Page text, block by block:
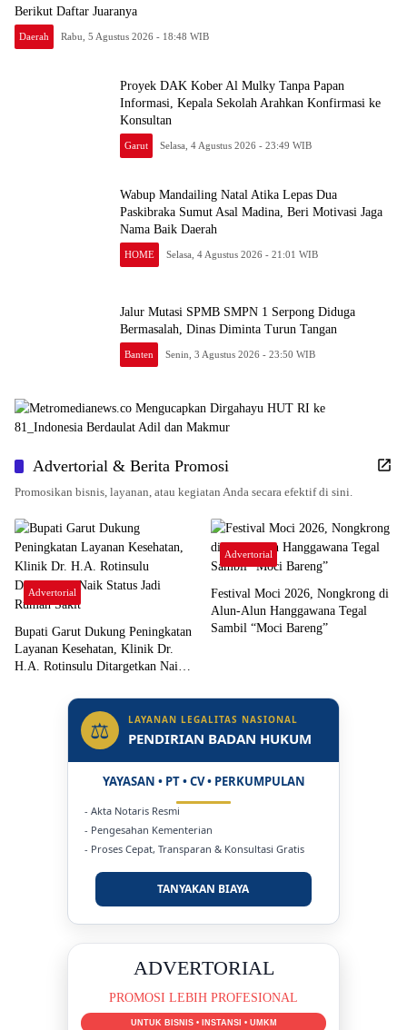
Berikut Daftar Juaranya
Daerah Rabu, 5 Agustus 2026 - 18:48 WIB
Proyek DAK Kober Al Mulky Tanpa Papan
Informasi, Kepala Sekolah Arahkan Konfirmasi ke
Konsultan
Garut Selasa, 4 Agustus 2026 - 23:49 WIB
Wabup Mandailing Natal Atika Lepas Dua
Paskibraka Sumut Asal Madina, Beri Motivasi Jaga
Nama Baik Daerah
HOME Selasa, 4 Agustus 2026 - 21:01 WIB
Jalur Mutasi SPMB SMPN 1 Serpong Diduga
Bermasalah, Dinas Diminta Turun Tangan
Banten Senin, 3 Agustus 2026 - 23:50 WIB
Advertorial & Berita Promosi
Promosikan bisnis, layanan, atau kegiatan Anda secara efektif di sini.
Advertorial
Bupati Garut Dukung Peningkatan
Layanan Kesehatan, Klinik Dr.
H.A. Rotinsulu Ditargetkan Naik
Advertorial
Festival Moci 2026, Nongkrong di
Alun-Alun Hanggawana Tegal
Sambil “Moci Bareng”
⚖ LAYANAN LEGALITAS NASIONAL
PENDIRIAN BADAN HUKUM
YAYASAN • PT • CV • PERKUMPULAN
- Akta Notaris Resmi
- Pengesahan Kementerian
- Proses Cepat, Transparan & Konsultasi Gratis
TANYAKAN BIAYA
DUKUNG KAMI
MEDIA INFORMASI TERPERCAYA